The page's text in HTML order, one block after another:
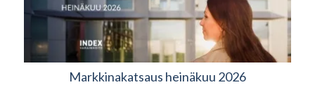
Markkinakatsaus heinäkuu 2026